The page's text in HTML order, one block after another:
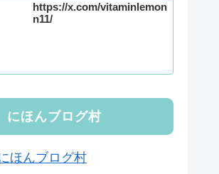
https://x.com/vitaminlemon
n11/
にほんブログ村
ほんブログ村